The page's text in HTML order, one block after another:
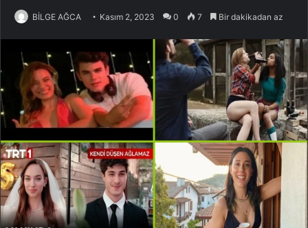
BİLGE AĞCA Kasım 2, 2023 0 7 Bir dakikadan az